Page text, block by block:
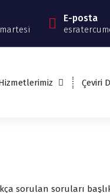
E-posta
Çeviri
sorulan soruları